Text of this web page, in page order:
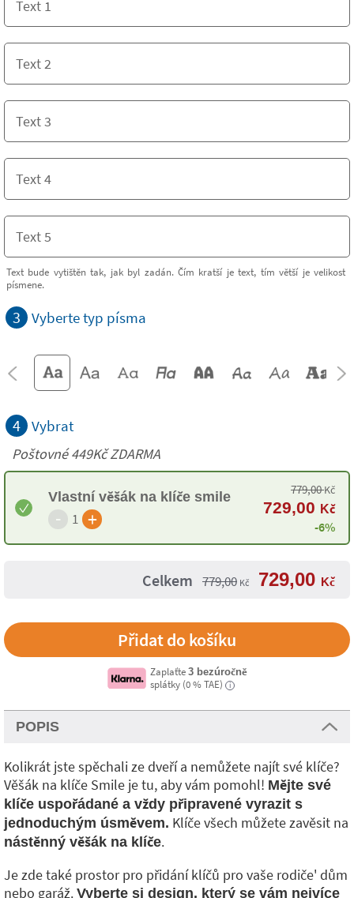
Text bude vytištěn tak, jak byl zadán. Čím kratší je text, tím větší je velikost
písmene.
3 Vyberte typ písma
4 Vybrat
Poštovné 449Kč ZDARMA
Vlastní věšák na klíče smile
- 1 +
779,00Kč
729,00 Kč
-6%
Celkem 779,00 Kč 729,00 Kč
Zaplaťte 3 bezúročně
splátky (0 % TAE) i
POPIS
Kolikrát jste spěchali ze dveří a nemůžete najít své klíče?
Věšák na klíče Smile je tu, aby vám pomohl! Mějte své
klíče uspořádané a vždy připravené vyrazit s
jednoduchým úsměvem. Klíče všech můžete zavěsit na
nástěnný věšák na klíče.
Je zde také prostor pro přidání klíčů pro vaše rodiče' dům
nebo garáž. Vyberte si design, který se vám nejvíce